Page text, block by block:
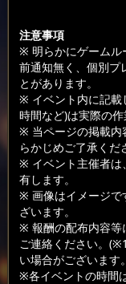
注意事項
※ 明らかにゲームル
前通知無く、個別プ
とがあります。
※ イベント内に記載
時間など)は実際の
※ 当ページの掲載内
らかじめご了承くだ
※ イベント主催者は
有します。
※ 画像はイメージで
ざいます。
※ 報酬の配布内容等
ご連絡ください。
い場合がございます
※各イベントの時間